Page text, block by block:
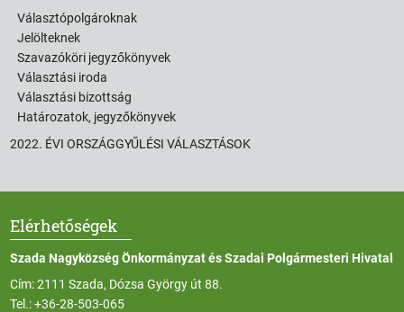
Választópolgároknak
Jelölteknek
Szavazóköri jegyzőkönyvek
Választási iroda
Választási bizottság
Határozatok, jegyzőkönyvek
2022. ÉVI ORSZÁGGYŰLÉSI VÁLASZTÁSOK
Elérhetőségek
Szada Nagyközség Önkormányzat és Szadai Polgármesteri Hivatal
Cím: 2111 Szada, Dózsa György út 88.
Tel.:+36-28-503-065